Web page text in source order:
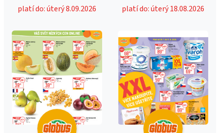
platí do: úterý 8.09.2026
platí do: úterý 18.08.2026